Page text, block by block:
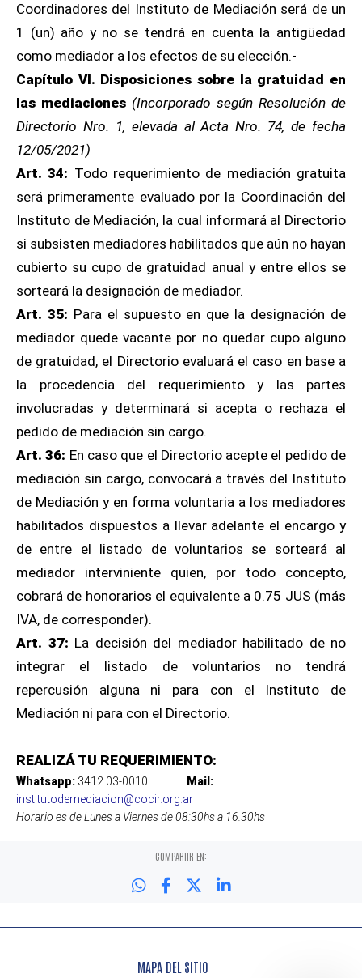
Coordinadores del Instituto de Mediación será de un
1 (un) año y no se tendrá en cuenta la antigüedad
como mediador a los efectos de su elección.-
Capítulo VI. Disposiciones sobre la gratuidad en
las mediaciones (Incorporado según Resolución de
Directorio Nro. 1, elevada al Acta Nro. 74, de fecha
12/05/2021)
Art. 34: Todo requerimiento de mediación gratuita
será primeramente evaluado por la Coordinación del
Instituto de Mediación, la cual informará al Directorio
si subsisten mediadores habilitados que aún no hayan
cubierto su cupo de gratuidad anual y entre ellos se
sorteará la designación de mediador.
Art. 35: Para el supuesto en que la designación de
mediador quede vacante por no quedar cupo alguno
de gratuidad, el Directorio evaluará el caso en base a
la procedencia del requerimiento y las partes
involucradas y determinará si acepta o rechaza el
pedido de mediación sin cargo.
Art. 36: En caso que el Directorio acepte el pedido de
mediación sin cargo, convocará a través del Instituto
de Mediación y en forma voluntaria a los mediadores
habilitados dispuestos a llevar adelante el encargo y
de entre el listado de voluntarios se sorteará al
mediador interviniente quien, por todo concepto,
cobrará de honorarios el equivalente a 0.75 JUS (más
IVA, de corresponder).
Art. 37: La decisión del mediador habilitado de no
integrar el listado de voluntarios no tendrá
repercusión alguna ni para con el Instituto de
Mediación ni para con el Directorio.
REALIZÁ TU REQUERIMIENTO:
Whatsapp: 3412 03-0010
Mail:
institutodemediacion@cocir.org.ar
Horario es de Lunes a Viernes de 08:30hs a 16.30hs
COMPARTIR EN:
MAPA DEL SITIO